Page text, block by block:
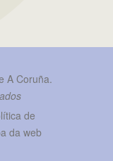
A Coruña.
de
da web